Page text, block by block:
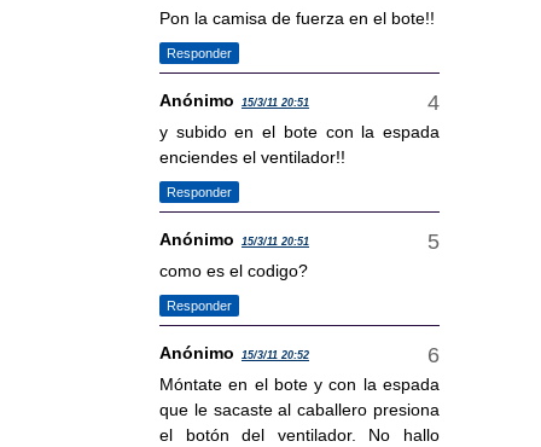
Pon la camisa de fuerza en el bote!!
Responder
Anónimo 15/3/11 20:51
y subido en el bote con la espada
enciendes el ventilador!!
Responder
Anónimo 15/3/11 20:51
como es el codigo?
Responder
Anónimo 15/3/11 20:52
Móntate en el bote y con la espada
que le sacaste al caballero presiona
el botón del ventilador. No hallo